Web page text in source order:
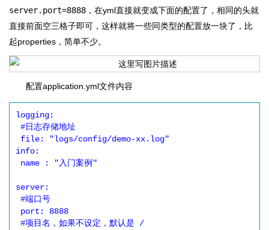
server.port=8888 ，在yml直接就变成下面的配置了，相同的头就
直接前面空三格子即可，这样就将一些同类型的配置放一块了，比
起properties，简单不少。
配置application.yml文件内容
logging:
info:
server: